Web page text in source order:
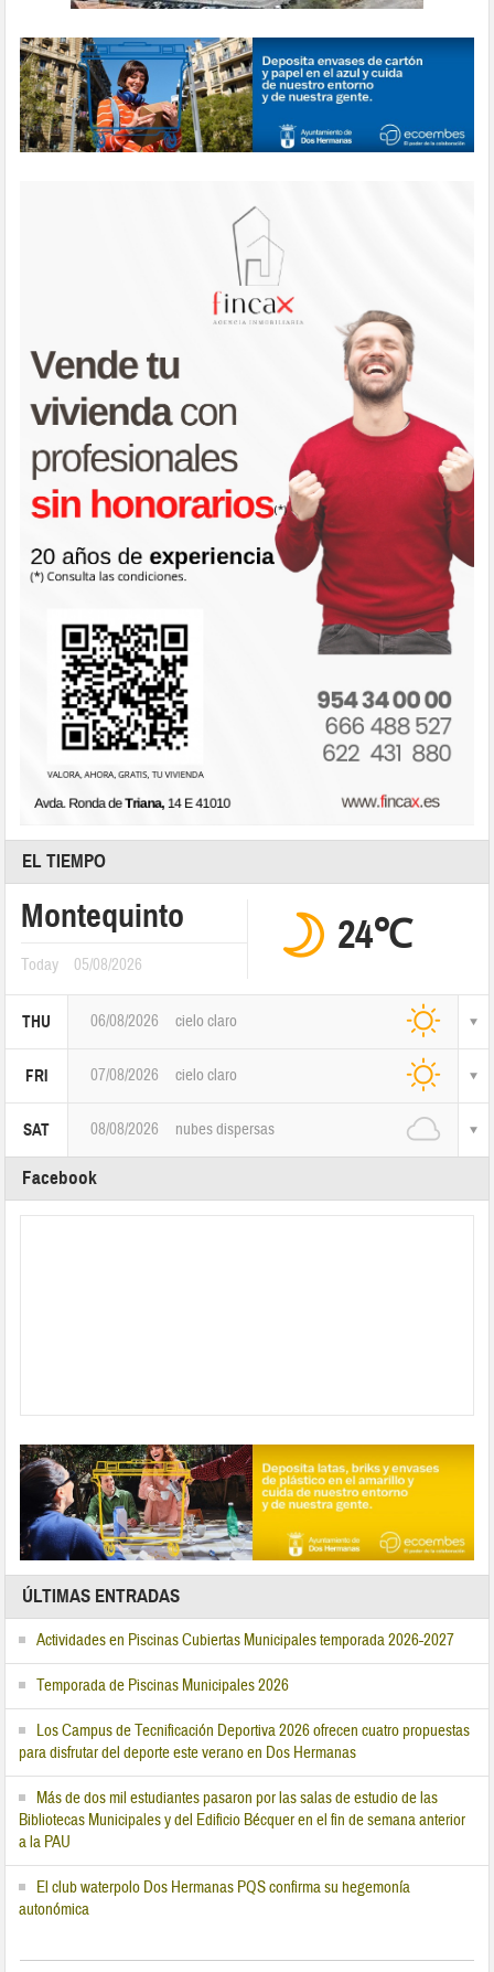
EL TIEMPO
Montequinto
Today 05/08/2026
24℃
THU 06/08/2026 cielo claro
FRI 07/08/2026 cielo claro
SAT 08/08/2026 nubes dispersas
Facebook
ÚLTIMAS ENTRADAS
Actividades en Piscinas Cubiertas Municipales temporada 2026-2027
Temporada de Piscinas Municipales 2026
Los Campus de Tecnificación Deportiva 2026 ofrecen cuatro propuestas
para disfrutar del deporte este verano en Dos Hermanas
Más de dos mil estudiantes pasaron por las salas de estudio de las
Bibliotecas Municipales y del Edificio Bécquer en el fin de semana anterior
a la PAU
El club waterpolo Dos Hermanas PQS confirma su hegemonía
autonómica